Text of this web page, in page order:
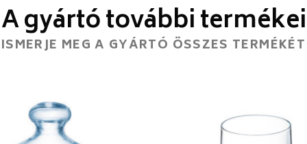
A gyártó további termékei
ISMERJE MEG A GYÁRTÓ ÖSSZES TERMÉKÉT